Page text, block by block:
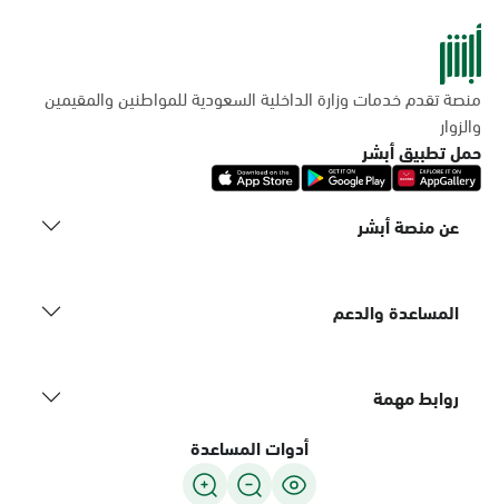
منصة تقدم خدمات وزارة الداخلية السعودية للمواطنين والمقيمين
والزوار
حمل تطبيق أبشر
عن منصة أبشر
المساعدة والدعم
روابط مهمة
أدوات المساعدة